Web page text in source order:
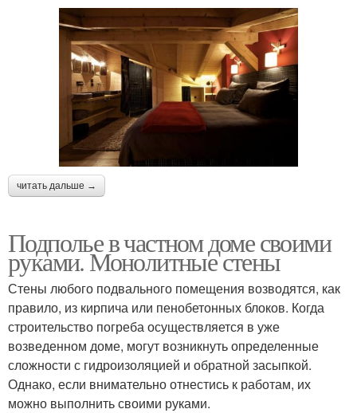
читать дальше →
Подполье в частном доме своими
руками. Монолитные стены
Стены любого подвального помещения возводятся, как
правило, из кирпича или пенобетонных блоков. Когда
строительство погреба осуществляется в уже
возведенном доме, могут возникнуть определенные
сложности с гидроизоляцией и обратной засыпкой.
Однако, если внимательно отнестись к работам, их
можно выполнить своими руками.